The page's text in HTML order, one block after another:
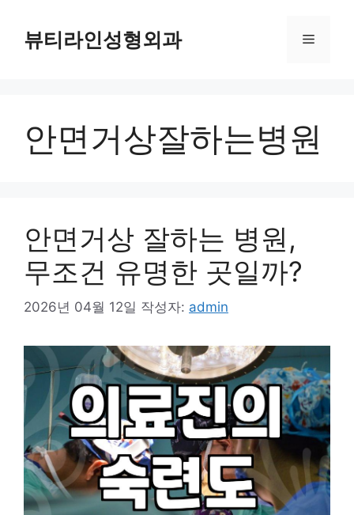
뷰티라인성형외과 메
안면거상잘하는병원
안면거상 잘하는 병원,
무조건 유명한 곳일까?
2026년 04월 12일 작성자: admin